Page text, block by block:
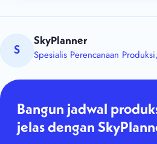
S
SkyPlanner
Spesialis Perencanaan
Bangun jadwal
jelas dengan